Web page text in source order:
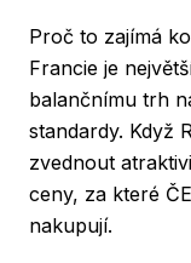
Proč to zajímá
Francie je
balančnímu trh
standardy. Když
zvednout
ceny, za které
nakupují.